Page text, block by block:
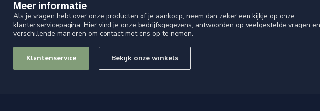
Meer informatie
Als je vragen hebt over onze producten of je aankoop, neem dan zeker een kijkje op onze
klantenservicepagina. Hier vind je onze bedrijfsgegevens, antwoorden op veelgestelde vragen en
verschillende manieren om contact met ons op te nemen.
Klantenservice Bekijk onze winkels